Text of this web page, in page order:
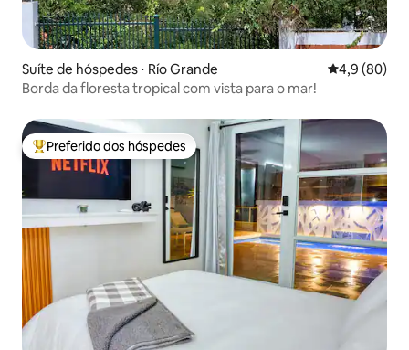
Suíte de hóspedes ⋅ Río Grande 4,9 de uma
4,9 (80)
Borda da floresta tropical com vista para o mar!
Entre os melhores preferidos dos hóspedes
Preferido dos hóspedes